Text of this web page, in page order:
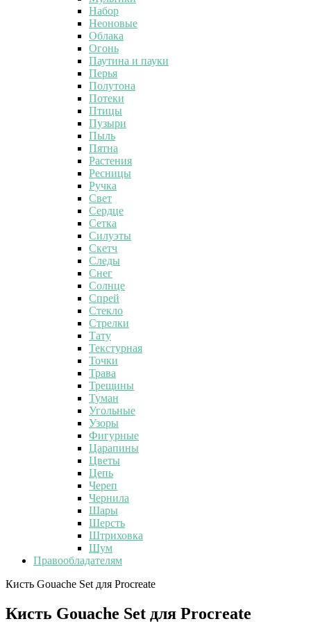
Набор
Неоновые
Облака
Огонь
Паутина и пауки
Перья
Полутона
Потеки
Птицы
Пузыри
Пыль
Пятна
Растения
Ресницы
Ручка
Свет
Сердце
Сетка
Силуэты
Скетч
Следы
Снег
Солнце
Спрей
Стекло
Стрелки
Тату
Текстурная
Точки
Трава
Трещины
Туман
Угольные
Узоры
Фигурные
Царапины
Цветы
Цепь
Череп
Чернила
Шары
Шерсть
Штриховка
Шум
Правообладателям
Кисть Gouache Set для Procreate
Кисть Gouache Set для Procreate